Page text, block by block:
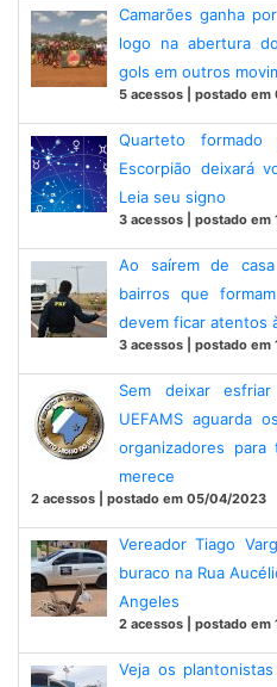
Camarões ganha
logo na abertura
gols em outros
5 acessos | postado
Quarteto
Escorpião deixará
Leia seu signo
3 acessos | postado em
Ao saírem de
bairros que
devem ficar atentos
3 acessos | postado em
Sem deixar
UEFAMS aguarda
organizadores
merece
2 acessos | postado em 05/04/2023
Vereador Tiago
buraco na Rua
Angeles
2 acessos | postado em
Veja os